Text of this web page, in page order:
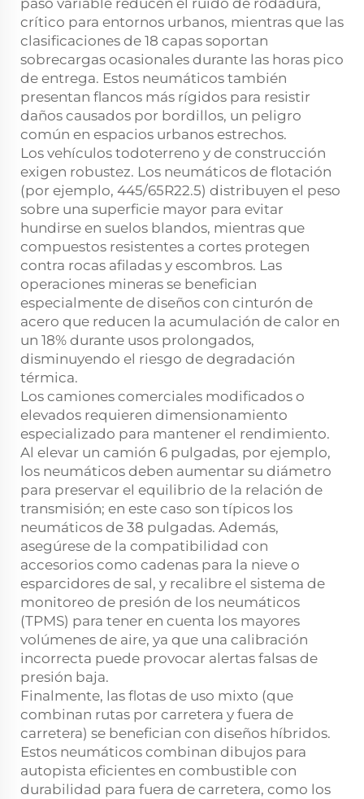
paso variable reducen el ruido de rodadura,
crítico para entornos urbanos, mientras que las
clasificaciones de 18 capas soportan
sobrecargas ocasionales durante las horas pico
de entrega. Estos neumáticos también
presentan flancos más rígidos para resistir
daños causados por bordillos, un peligro
común en espacios urbanos estrechos.
Los vehículos todoterreno y de construcción
exigen robustez. Los neumáticos de flotación
(por ejemplo, 445/65R22.5) distribuyen el peso
sobre una superficie mayor para evitar
hundirse en suelos blandos, mientras que
compuestos resistentes a cortes protegen
contra rocas afiladas y escombros. Las
operaciones mineras se benefician
especialmente de diseños con cinturón de
acero que reducen la acumulación de calor en
un 18% durante usos prolongados,
disminuyendo el riesgo de degradación
térmica.
Los camiones comerciales modificados o
elevados requieren dimensionamiento
especializado para mantener el rendimiento.
Al elevar un camión 6 pulgadas, por ejemplo,
los neumáticos deben aumentar su diámetro
para preservar el equilibrio de la relación de
transmisión; en este caso son típicos los
neumáticos de 38 pulgadas. Además,
asegúrese de la compatibilidad con
accesorios como cadenas para la nieve o
esparcidores de sal, y recalibre el sistema de
monitoreo de presión de los neumáticos
(TPMS) para tener en cuenta los mayores
volúmenes de aire, ya que una calibración
incorrecta puede provocar alertas falsas de
presión baja.
Finalmente, las flotas de uso mixto (que
combinan rutas por carretera y fuera de
carretera) se benefician con diseños híbridos.
Estos neumáticos combinan dibujos para
autopista eficientes en combustible con
durabilidad para fuera de carretera, como los